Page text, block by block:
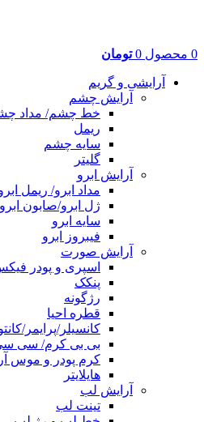
0 محصول 0 تومان
آرایشی و گریم
آرایش چشم
خط چشم/ مداد
ریمل
سایه چشم
گلیتر
آرایش ابرو
مداد ابرو/ ریمل
ژل ابرو/صابون ابرو
سایه ابرو
فیبروز ابرو
آرایش صورت
اسپری و پودر
پنکک
رژگونه
قطره احیا
کانسیلر/پرایمر/
بی بی کرم/ سی
کرم پودر و موس
هایلایتر
آرایش لب
تینت لب